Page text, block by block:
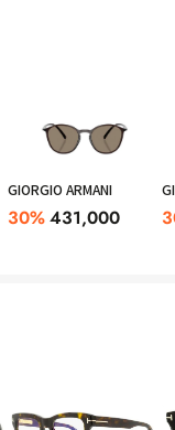
GIORGIO ARMANI
30%431,000